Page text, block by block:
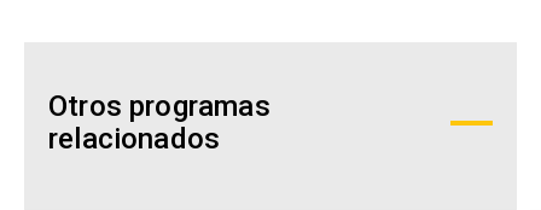
Otros programas
relacionados